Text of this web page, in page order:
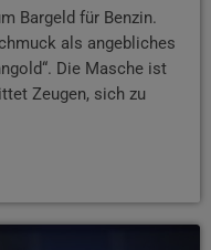
Bargeld für Benzin.
als angebliches
Die Masche ist
Zeugen, sich zu